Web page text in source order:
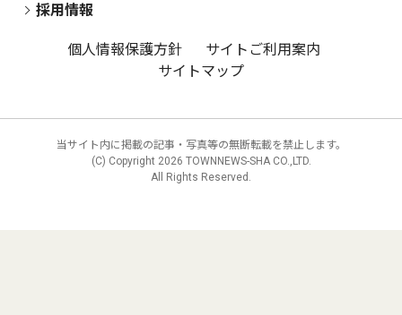
採用情報
個人情報保護方針
サイトご利用案内
サイトマップ
当サイト内に掲載の記事・写真等の無断転載を禁止します。
(C) Copyright 2026 TOWNNEWS-SHA CO.,LTD.
All Rights Reserved.